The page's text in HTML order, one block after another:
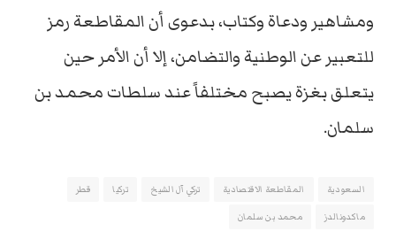
ومشاهير ودعاة وكتاب، بدعوى أن المقاطعة رمز
للتعبير عن الوطنية والتضامن، إلا أن الأمر حين
يتعلق بغزة يصبح مختلفاً عند سلطات محمد بن
سلمان.
السعودية المقاطعة الاقتصادية تركي آل الشيخ تركيا
قطر
ماكدونالدز
محمد بن سلمان